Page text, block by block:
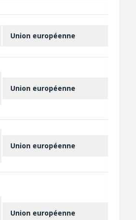
Union européenne
Union européenne
Union européenne
Union européenne